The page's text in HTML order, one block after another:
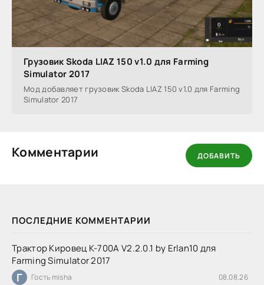
ПОСЛЕДНИЕ КОММЕНТАРИИ
Трактор Кировец К-700А V2.2.0.1 by Erlan10 для
Farming Simulator 2017
Г Гость misha 08.08.26
Грузовик Skoda LIAZ 150 v1.0 для Farming
Simulator 2017
Мод добавляет грузовик Skoda LIAZ 150 v1.0 для Farming
Simulator 2017
Комментарии ДОБАВИТЬ